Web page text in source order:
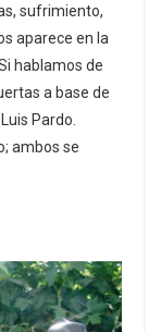
sufrimiento,
aparece en la
hablamos de
a base de
Pardo.
ambos se